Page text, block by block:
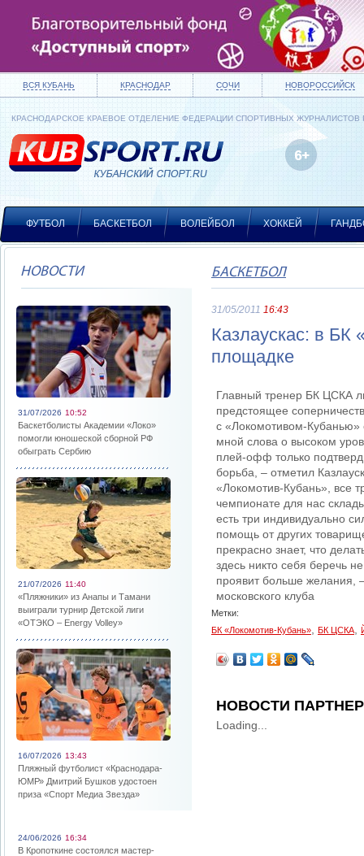
ВСЯ КУБАНЬ КРАСНОДАР СОЧИ НОВОРОССИЙСК
КРАСНОДАРСКОЕ КРАЕВОЕ ОТДЕЛЕНИЕ ФЕДЕРАЦИИ СПОРТИВНЫХ ЖУРНАЛИСТОВ
ФУТБОЛ БАСКЕТБОЛ ВОЛЕЙБОЛ ХОККЕЙ
НОВОСТИ
31/07/2026 10:52
Баскетболисты Академии «Локо»
помогли юношеской сборной РФ
обыграть Сербию
21/07/2026 11:40
«Пляжники» из Анапы и Тамани
выиграли турнир Детской лиги
«ОТЭКО – Energy Volley»
16/07/2026 13:43
Пляжный футболист «Краснодара-
ЮМР» Дмитрий Бушков удостоен
приза «Спорт Медиа Звезда»
24/06/2026 16:34
В Кропоткине состоялся мастер-
БАСКЕТБОЛ
31/05/2011 16:43
Казлаускас: в БК
площадке
Главный тренер БК ЦСКА
предстоящее
с «Локомотивом-
мной слова о высоком
плей-офф только
борьба, – отметил
«Локомотив-Кубань», все
чемпионате для нас
есть три индивидуально
помощь от других
прекрасно знает, что
здесь никто себя беречь
проявит больше желания,
московского клуба
Метки:
БК «Локомотив-Кубань»
БК ЦСКА
НОВОСТИ
Loading...